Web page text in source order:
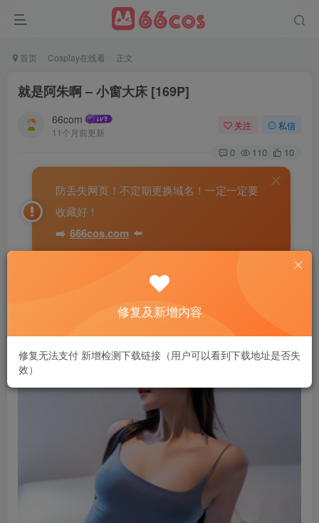
首页 Cosplay在线看 正文
就是阿朱啊 – 小窗大床 [169P]
66com
11个月前更新
关注 私信
0 110 10
防丢失网页！不定期更换域名！一定一定要
收藏好！
➡️ 666cos.com ⬅️
修复及新增内容
修复无法支付 新增检测下载链接（用户可以看到下载地址是否失
效）